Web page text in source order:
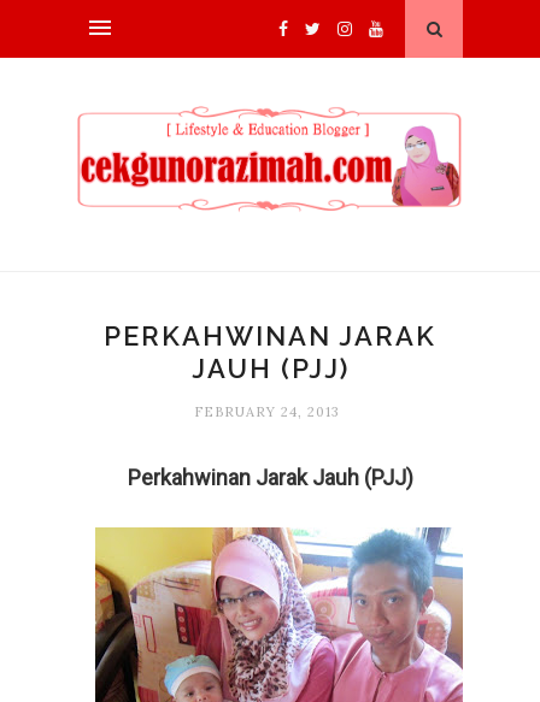
PERKAHWINAN JARAK
JAUH (PJJ)
FEBRUARY 24, 2013
Perkahwinan Jarak Jauh (PJJ)